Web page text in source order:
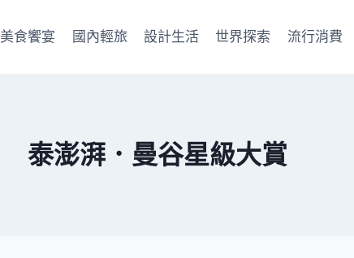
美食饗宴 國內輕旅 設計生活 世界探索 流行消費
泰澎湃．曼谷星級大賞